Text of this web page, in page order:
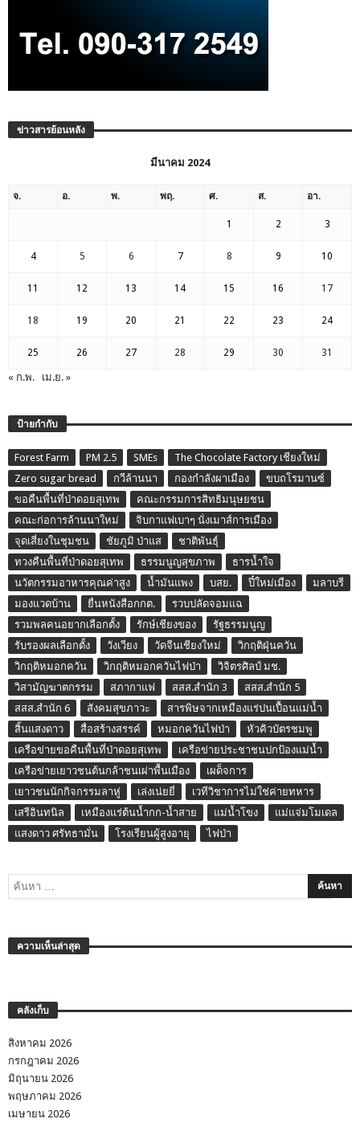
ข่าวสารย้อนหลัง
มีนาคม 2024
จ. อ. พ. พฤ. ศ. ส. อา.
1 2 3
4 5 6 7 8 9 10
11 12 13 14 15 16 17
18 19 20 21 22 23 24
25 26 27 28 29 30 31
« ก.พ. เม.ย. »
ป้ายกำกับ
Forest Farm PM 2.5 SMEs
The Chocolate Factory เชียงใหม่
Zero sugar bread
กวีล้านนา กองกำลังผาเมือง
ขบถโรมานซ์
ขอคืนพื้นที่ป่าดอยสุเทพ
คณะกรรมการสิทธิมนุษยชน
คณะก่อการล้านนาใหม่
จิบกาแฟเบาๆ นั่งเมาส์การเมือง
จุดเสี่ยงในชุมชน
ชัยภูมิ ป่าแส
ชาติพันธุ์
ทวงคืนพื้นที่ป่าดอยสุเทพ
ธรรมนูญสุขภาพ
ธารน้ำใจ
นวัตกรรมอาหารคุณค่าสูง
น้ำมันแพง บสย. ปี๋ใหม่เมือง
มลาบรี
มองแวดบ้าน
ยื่นหนังสือกกต.
รวบปลัดจอมแฉ
รวมพลคนอยากเลือกตั้ง
รักษ์เชียงของ
รัฐธรรมนูญ
รับรองผลเลือกตั้ง
วังเวียง วัดจีนเชียงใหม่
วิกฤติฝุ่นควัน
วิกฤติหมอกควัน
วิกฤติหมอกควันไฟป่า
วิจิตรศิลป์ มช.
วิสามัญฆาตกรรม
สภากาแฟ สสส.สำนัก 3
สสส.สำนัก 5
สสส.สำนัก 6
สังคมสุขภาวะ
สารพิษจากเหมืองแร่ปนเปื้อนแม่น้ำ
สิ้นแสงดาว
สื่อสร้างสรรค์ หมอกควันไฟป่า
หัวคิวบัตรชมพู
เครือข่ายขอคืนพื้นที่ป่าดอยสุเทพ
เครือข่ายประชาชนปกป้องแม่น้ำ
เครือข่ายเยาวชนต้นกล้าชนเผ่าพื้นเมือง
เผด็จการ
เยาวชนนักกิจกรรมลาหู่
เล่งเน่ยยี่
เวทีวิชาการไม่ใช่ค่ายทหาร
เสรีอินทนิล
เหมืองแร่ต้นน้ำกก-น้ำสาย แม่น้ำโขง
แม่แจ่มโมเดล
แสงดาว ศรัทธามั่น
โรงเรียนผู้สูงอายุ ไฟป่า
ความเห็นล่าสุด
คลังเก็บ
สิงหาคม 2026
กรกฎาคม 2026
มิถุนายน 2026
พฤษภาคม 2026
เมษายน 2026